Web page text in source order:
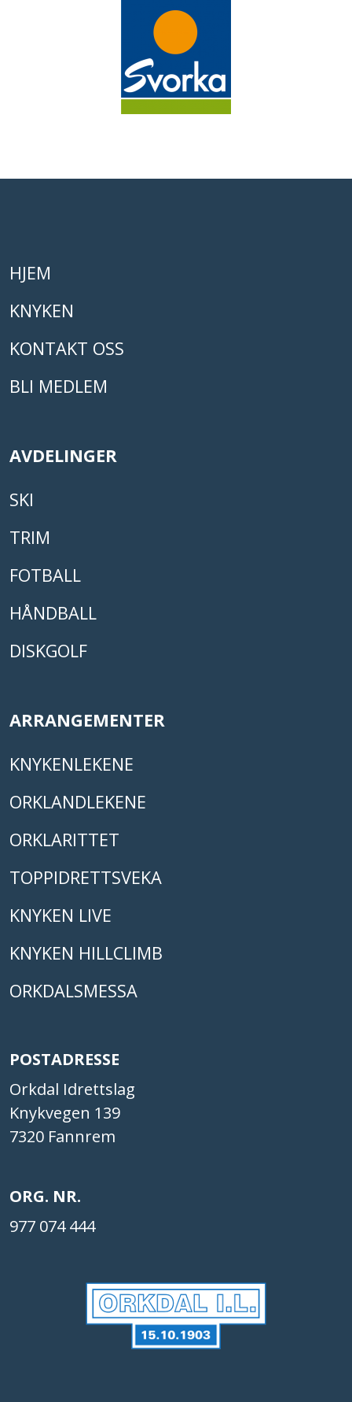
HJEM
KNYKEN
KONTAKT OSS
BLI MEDLEM
AVDELINGER
SKI
TRIM
FOTBALL
HÅNDBALL
DISKGOLF
ARRANGEMENTER
KNYKENLEKENE
ORKLANDLEKENE
ORKLARITTET
TOPPIDRETTSVEKA
KNYKEN LIVE
KNYKEN HILLCLIMB
ORKDALSMESSA
POSTADRESSE
Orkdal Idrettslag
Knykvegen 139
7320 Fannrem
ORG. NR.
977 074 444